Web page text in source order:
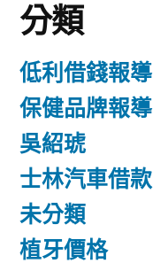
分類
低利借錢報導
保健品牌報導
吳紹琥
士林汽車借款
未分類
植牙價格